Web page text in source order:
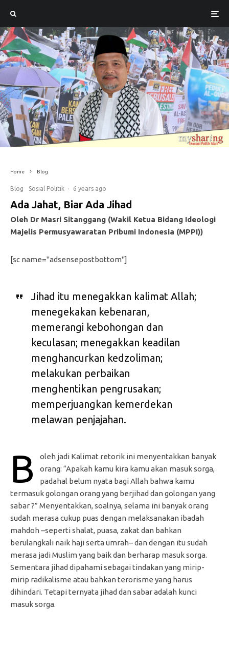
Home Blog
Blog Sosial Politik · 6 years ago
Ada Jahat, Biar Ada Jihad
Oleh Dr Masri Sitanggang (Wakil Ketua Bidang Ideologi
Majelis Permusyawaratan Pribumi Indonesia (MPPI))
[sc name="adsensepostbottom"]
Jihad itu menegakkan kalimat Allah;
menegekakan kebenaran,
memerangi kebohongan dan
keculasan; menegakkan keadilan
menghancurkan kedzoliman;
melakukan perbaikan
menghentikan pengrusakan;
memperjuangkan kemerdekan
melawan penjajahan.
B
oleh jadi Kalimat retorik ini menyentakkan banyak
orang: “Apakah kamu kira kamu akan masuk sorga,
padahal belum nyata bagi Allah bahwa kamu
termasuk golongan orang yang berjihad dan golongan yang
sabar ?” Menyentakkan, soalnya, selama ini banyak orang
sudah merasa cukup puas dengan melaksanakan ibadah
mahdoh –seperti shalat, puasa, zakat dan bahkan
berulangkali naik haji serta umrah– dan dengan itu sudah
merasa jadi Muslim yang baik dan berharap masuk sorga.
Sementara jihad dipahami sebagai tindakan yang mirip-
mirip radikalisme atau bahkan terorisme yang harus
dihindari. Tetapi ternyata jihad dan sabar adalah kunci
masuk sorga.